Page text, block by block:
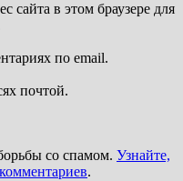
сайта в этом браузере для
по email.
почтой.
со спамом. Узнайте,
.